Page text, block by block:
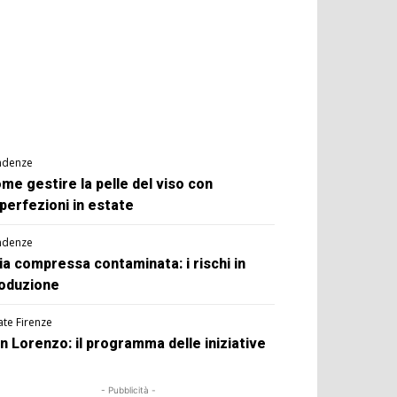
gestire la pelle del viso con
in estate
compressa contaminata: i rischi in
Firenze
Lorenzo: il programma delle iniziative
- Pubblicità -